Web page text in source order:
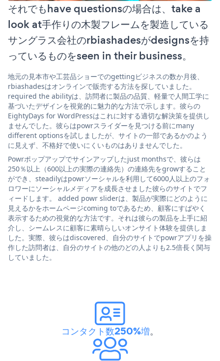
それでもhave questionsの場合は、take a
look at手作りの木製フレームを製造している
サングラス会社のrbiashadesがdesignsを持
っているものをseen in their business。
地元の見本市や工芸品ショーでのgettingビジネスの数か月後、
rbiashadesはオンラインで販売する方法を探していました。
required the abilityは、訪問者に製品の品質、軽量で人間工学に
基づいたデザインを視覚的に魅力的な方法で示します。彼らの
EightyDays for WordPressはこれに対する適切な解決策を提供し
ませんでした。彼らはpowrスライダーを見つける前にmany
different optionsを試しましたが、サイトの一部であるかのよう
に見えず、不格好で使いにくいものはありませんでした。
Powrポップアップでサインアップしたjust monthsで、彼らは
250％以上（600以上の実際の連絡先）の連絡先をgrowすること
ができ、steadilyはpowrソーシャルを利用して6000人以上のフォ
ロワーにソーシャルメディアを成長させました彼らのサイトでフ
ィードします。 added powr sliderは、製品が実際にどのように
見えるかをホームページcoming toであるため、顧客にすばやく
表示するための視覚的な方法です。それは彼らの製品を上手に紹
介し、シームレスに顧客に素晴らしいオンサイト体験を提供しま
した。実際、彼らはdiscovered、自分のサイトでpowrアプリを操
作した訪問者は、自分のサイトの他のどの人よりも2.5倍長く関与
していました。
コンタクト数250%増。